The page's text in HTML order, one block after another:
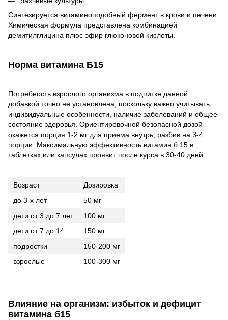
Синтезируется витаминоподобный фермент в крови и печени.
Химическая формула представлена комбинацией
демитилглицина плюс эфир глюконовой кислоты.
Норма витамина Б15
Потребность взрослого организма в подпитке данной
добавкой точно не установлена, поскольку важно учитывать
индивидуальные особенности, наличие заболеваний и общее
состояние здоровья. Ориентировочной безопасной дозой
окажется порция 1-2 мг для приема внутрь, разбив на 3-4
порции. Максимальную эффективность витамин б 15 в
таблетках или капсулах проявит после курса в 30-40 дней.
Возраст
Дозировка
до 3-х лет
50 мг
дети от 3 до 7 лет
100 мг
дети от 7 до 14
150 мг
подростки
150-200 мг
взрослые
100-300 мг
Влияние на организм: избыток и дефицит
витамина б15